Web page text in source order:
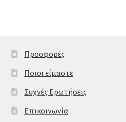
Προσφορές
Ποιοι είμαστε
Συχνές Ερωτήσεις
Επικοινωνία